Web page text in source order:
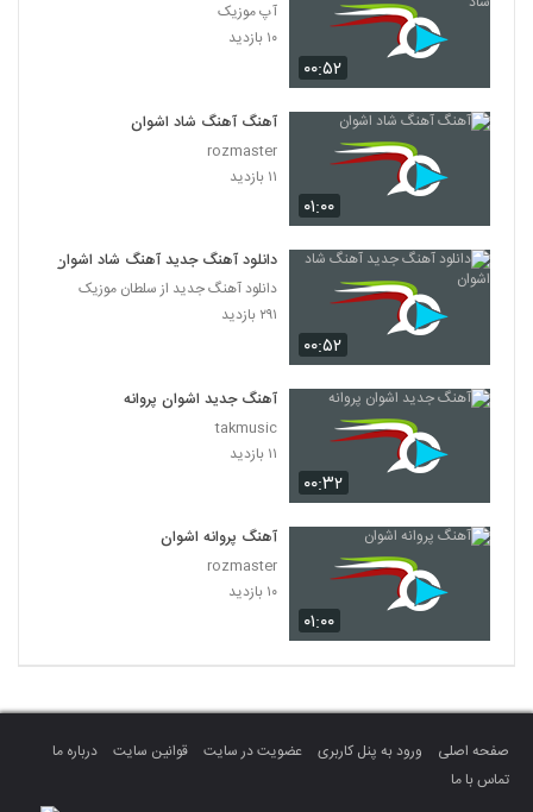
۰۰:۵۲
آپ موزیک
۱۰ بازدید
۰۱:۰۰
آهنگ آهنگ شاد اشوان
rozmaster
۱۱ بازدید
۰۰:۵۲
دانلود آهنگ جدید آهنگ شاد اشوان
دانلود آهنگ جدید از سلطان موزیک
۲۹۱ بازدید
۰۰:۳۲
آهنگ جدید اشوان پروانه
takmusic
۱۱ بازدید
۰۱:۰۰
آهنگ پروانه اشوان
rozmaster
۱۰ بازدید
صفحه اصلی ورود به پنل کاربری عضویت در سایت قوانین سایت
درباره ما
تماس با ما